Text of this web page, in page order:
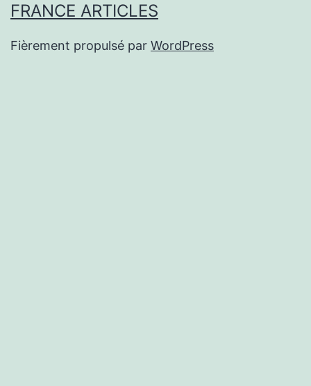
FRANCE ARTICLES
Fièrement propulsé par WordPress